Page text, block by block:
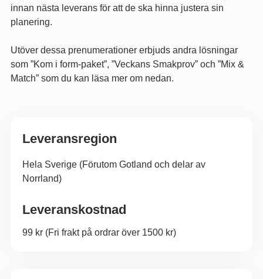
innan nästa leverans för att de ska hinna justera sin
planering.
Utöver dessa prenumerationer erbjuds andra lösningar
som ”Kom i form-paket”, ”Veckans Smakprov” och ”Mix &
Match” som du kan läsa mer om nedan.
Leveransregion
Hela Sverige (Förutom Gotland och delar av
Norrland)
Leveranskostnad
99 kr (Fri frakt på ordrar över 1500 kr)